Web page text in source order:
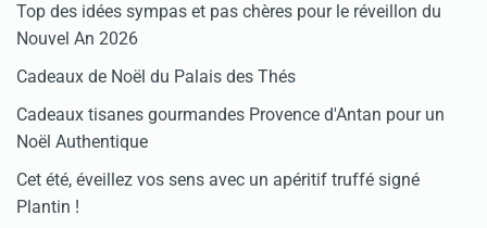
Top des idées sympas et pas chères pour le réveillon du
Nouvel An 2026
Cadeaux de Noël du Palais des Thés
Cadeaux tisanes gourmandes Provence d'Antan pour un
Noël Authentique
Cet été, éveillez vos sens avec un apéritif truffé signé
Plantin !